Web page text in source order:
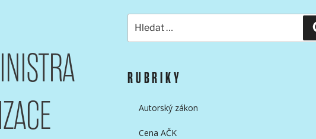
RUBRIKY
Autorský zákon
Cena AČK